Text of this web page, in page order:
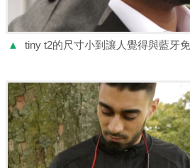
▲ tiny t2的尺寸小到讓人覺得與藍牙